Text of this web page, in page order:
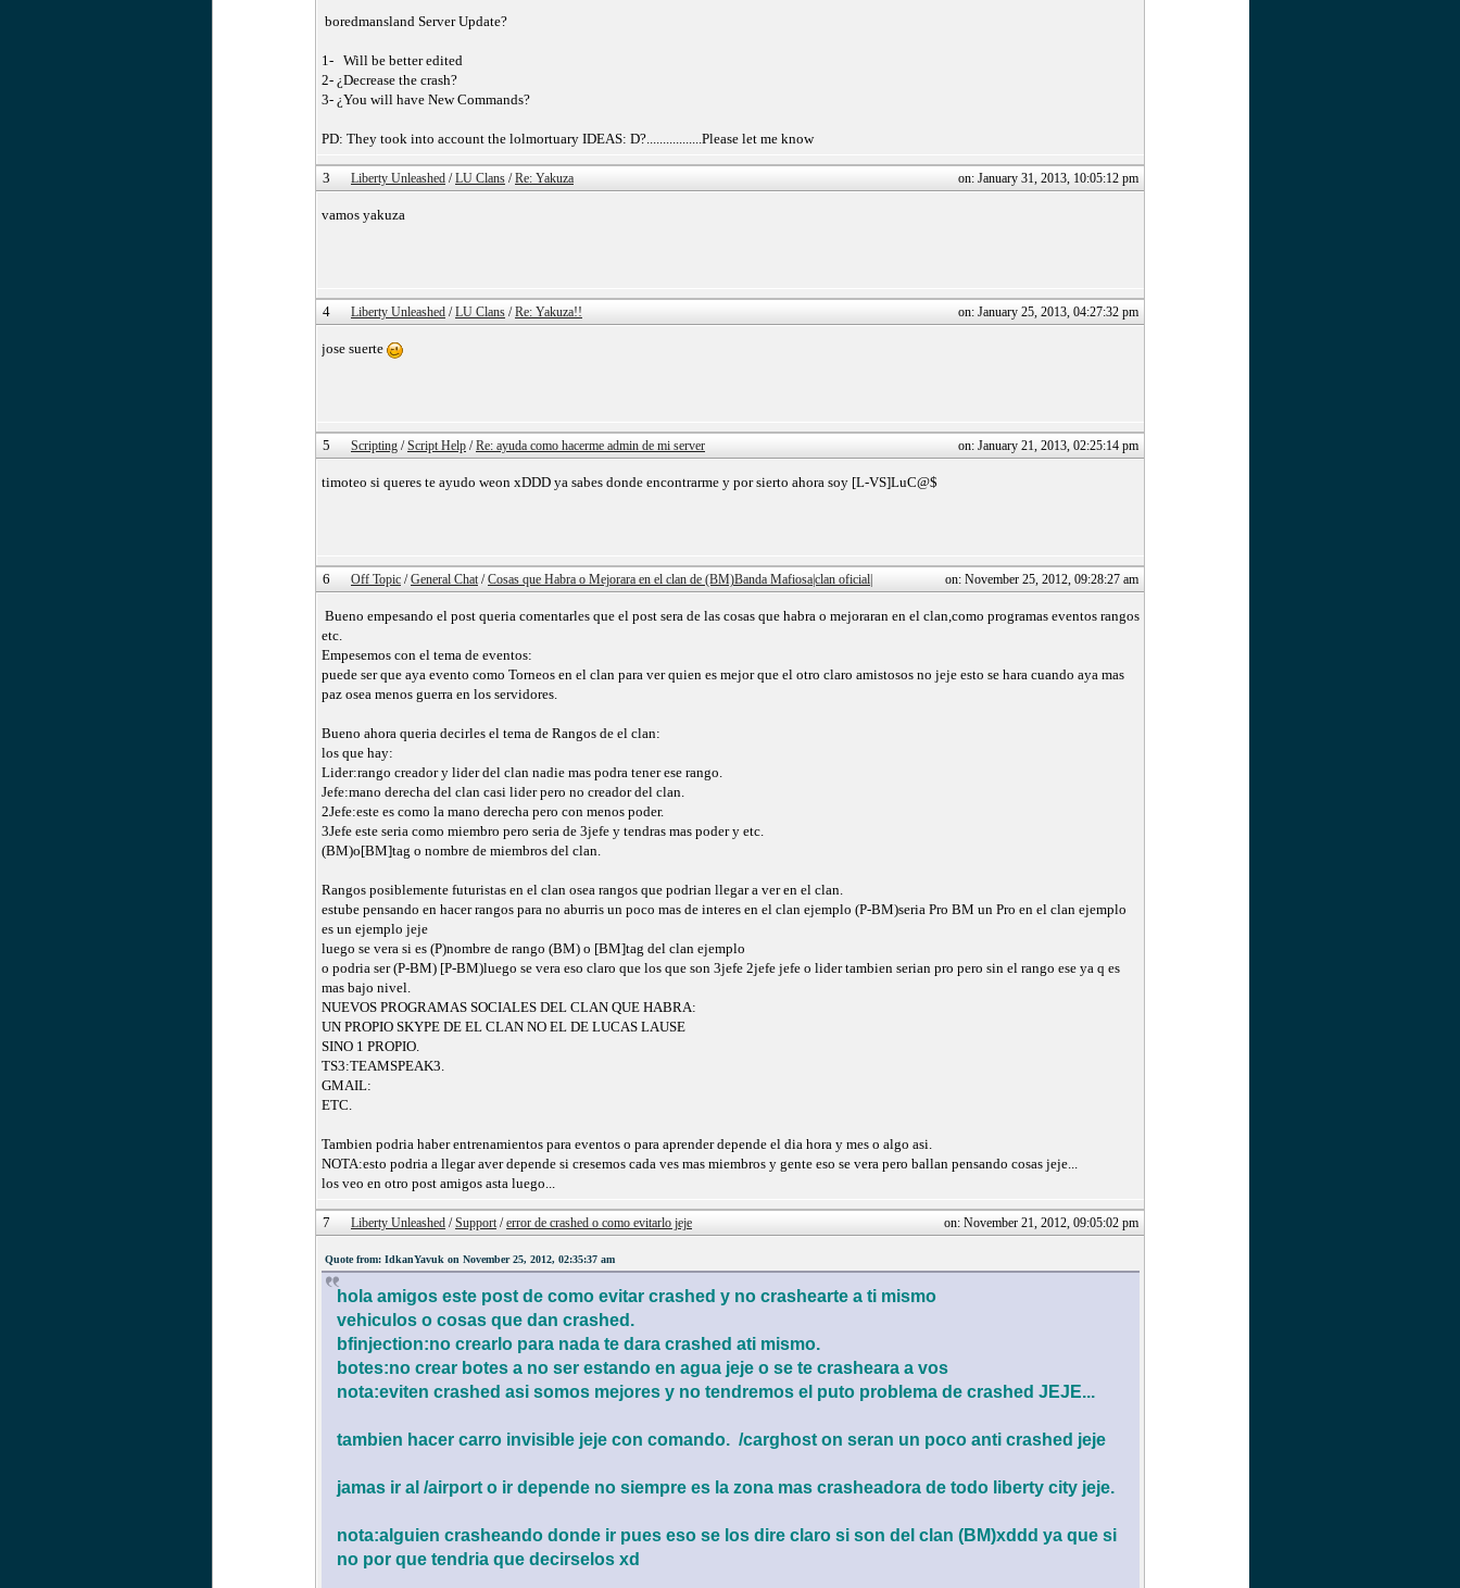
boredmansland Server Update?
1- Will be better edited
2- ¿Decrease the crash?
3- ¿You will have New Commands?
PD: They took into account the lolmortuary IDEAS: D?.................Please let me know
3 Liberty Unleashed / LU Clans / Re: Yakuza on: January 31, 2013, 10:05:12 pm
vamos yakuza
4 Liberty Unleashed / LU Clans / Re: Yakuza!! on: January 25, 2013, 04:27:32 pm
jose suerte
5 Scripting / Script Help / Re: ayuda como hacerme admin de mi server on: January 21, 2013, 02:25:14 pm
timoteo si queres te ayudo weon xDDD ya sabes donde encontrarme y por sierto ahora soy [L-VS]LuC@$
6 Off Topic / General Chat/ Cosas que Habra o Mejorara en el clan de (BM)Banda Mafiosa|clan oficial| on: November 25, 2012, 09:28:27 am
Bueno empesando el post queria comentarles que el post sera de las cosas que habra o mejoraran en el clan,como programas eventos rangos
etc.
Empesemos con el tema de eventos:
puede ser que aya evento como Torneos en el clan para ver quien es mejor que el otro claro amistosos no jeje esto se hara cuando aya mas
paz osea menos guerra en los servidores.
Bueno ahora queria decirles el tema de Rangos de el clan:
los que hay:
Lider:rango creador y lider del clan nadie mas podra tener ese rango.
Jefe:mano derecha del clan casi lider pero no creador del clan.
2Jefe:este es como la mano derecha pero con menos poder.
3Jefe este seria como miembro pero seria de 3jefe y tendras mas poder y etc.
(BM)o[BM]tag o nombre de miembros del clan.
Rangos posiblemente futuristas en el clan osea rangos que podrian llegar a ver en el clan.
estube pensando en hacer rangos para no aburris un poco mas de interes en el clan ejemplo (P-BM)seria Pro BM un Pro en el clan ejemplo
es un ejemplo jeje
luego se vera si es (P)nombre de rango (BM) o [BM]tag del clan ejemplo
o podria ser (P-BM) [P-BM)luego se vera eso claro que los que son 3jefe 2jefe jefe o lider tambien serian pro pero sin el rango ese ya q es
mas bajo nivel.
NUEVOS PROGRAMAS SOCIALES DEL CLAN QUE HABRA:
UN PROPIO SKYPE DE EL CLAN NO EL DE LUCAS LAUSE
SINO 1 PROPIO.
TS3:TEAMSPEAK3.
GMAIL:
ETC.
Tambien podria haber entrenamientos para eventos o para aprender depende el dia hora y mes o algo asi.
NOTA:esto podria a llegar aver depende si cresemos cada ves mas miembros y gente eso se vera pero ballan pensando cosas jeje...
los veo en otro post amigos asta luego...
7 Liberty Unleashed / Support/ error de crashed o como evitarlo jeje on: November 21, 2012, 09:05:02 pm
Quote from: IdkanYavuk on November 25, 2012, 02:35:37 am
hola amigos este post de como evitar crashed y no crashearte a ti mismo
vehiculos o cosas que dan crashed.
bfinjection:no crearlo para nada te dara crashed ati mismo.
botes:no crear botes a no ser estando en agua jeje o se te crasheara a vos
nota:eviten crashed asi somos mejores y no tendremos el puto problema de crashed JEJE...
tambien hacer carro invisible jeje con comando. /carghost on seran un poco anti crashed jeje
jamas ir al /airport o ir depende no siempre es la zona mas crasheadora de todo liberty city jeje.
nota:alguien crasheando donde ir pues eso se los dire claro si son del clan (BM)xddd ya que si
no por que tendria que decirselos xd